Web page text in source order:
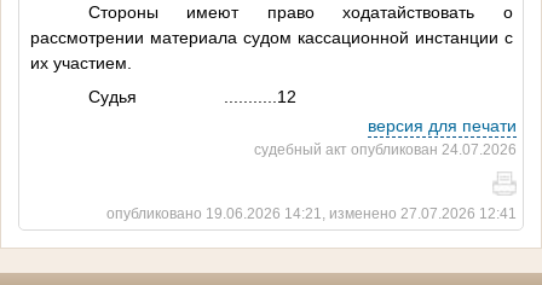
Стороны имеют право ходатайствовать о
рассмотрении материала судом кассационной инстанции с
их участием.
Судья
...........12
версия для печати
судебный акт опубликован 24.07.2026
опубликовано 19.06.2026 14:21, изменено 27.07.2026 12:41